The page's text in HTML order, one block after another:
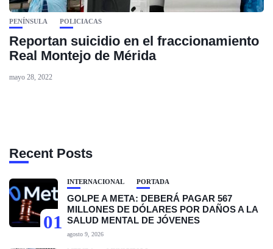
PENÍNSULA POLICIACAS
Reportan suicidio en el fraccionamiento
Real Montejo de Mérida
mayo 28, 2022
Recent Posts
01
INTERNACIONAL PORTADA
GOLPE A META: DEBERÁ PAGAR 567
MILLONES DE DÓLARES POR DAÑOS A LA
SALUD MENTAL DE JÓVENES
agosto 9, 2026